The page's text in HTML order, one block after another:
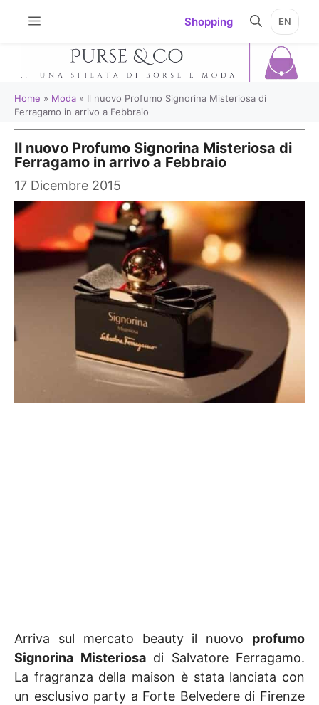
Shopping EN
Home » Moda » Il nuovo Profumo Signorina Misteriosa di
Ferragamo in arrivo a Febbraio
Il nuovo Profumo Signorina Misteriosa di
Ferragamo in arrivo a Febbraio
17 Dicembre 2015
Arriva sul mercato beauty il nuovo profumo
Signorina Misteriosadi Salvatore Ferragamo.
La fragranza della maison è stata lanciata con
un esclusivo party a Forte Belvedere di Firenze